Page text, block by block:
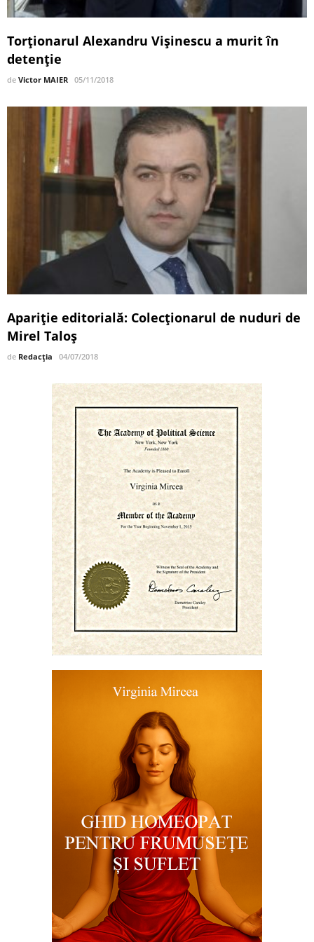
Torţionarul Alexandru Vişinescu a murit în
detenție
de Victor MAIER 05/11/2018
Apariție editorială: Colecționarul de nuduri de
Mirel Taloș
de Redacția 04/07/2018